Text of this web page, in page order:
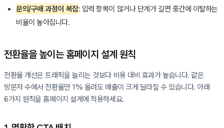
문의/구매 과정이 복잡: 입력 항목이 많거나 단계가 길면 중간에 이탈하는
비율이 높아집니다.
전환율을 높이는 홈페이지 설계 원칙
전환율 개선은 트래픽을 늘리는 것보다 비용 대비 효과가 높습니다. 같은
방문자 수에서 전환율만 1% 올려도 매출이 크게 달라질 수 있습니다. 아래
6가지 원칙을 홈페이지 설계에 적용하세요.